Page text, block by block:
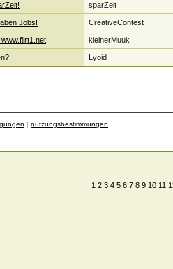
sparZelt
Jobs! CreativeContest
kleinerMuuk
Lyoid
| nutzungsbestimmungen
1 2 3 4 5 6 7 8 9 10 11